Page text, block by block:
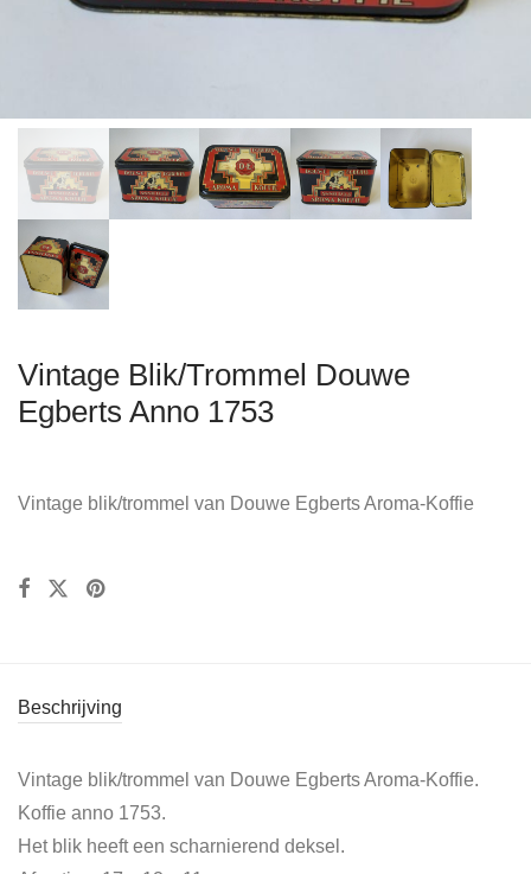
Vintage Blik/Trommel Douwe
Egberts Anno 1753
Vintage blik/trommel van Douwe Egberts Aroma-Koffie
Beschrijving
Vintage blik/trommel van Douwe Egberts Aroma-Koffie.
Koffie anno 1753.
Het blik heeft een scharnierend deksel.